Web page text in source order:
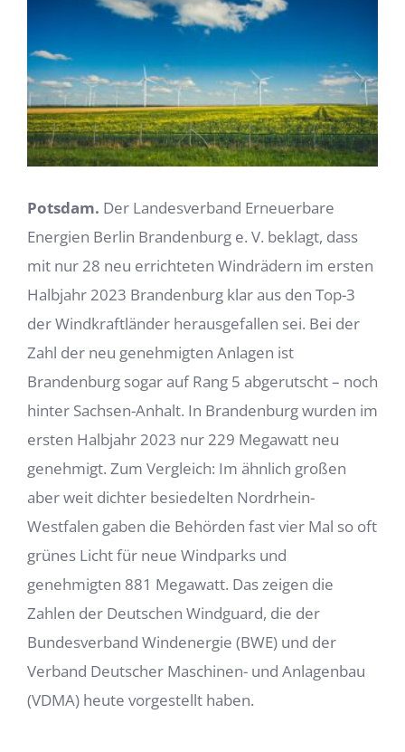
Bild
Potsdam. Der Landesverband Erneuerbare
Energien Berlin Brandenburg e. V. beklagt, dass
mit nur 28 neu errichteten Windrädern im ersten
Halbjahr 2023 Brandenburg klar aus den Top-3
der Windkraftländer herausgefallen sei. Bei der
Zahl der neu genehmigten Anlagen ist
Brandenburg sogar auf Rang 5 abgerutscht – noch
hinter Sachsen-Anhalt. In Brandenburg wurden im
ersten Halbjahr 2023 nur 229 Megawatt neu
genehmigt. Zum Vergleich: Im ähnlich großen
aber weit dichter besiedelten Nordrhein-
Westfalen gaben die Behörden fast vier Mal so oft
grünes Licht für neue Windparks und
genehmigten 881 Megawatt. Das zeigen die
Zahlen der Deutschen Windguard, die der
Bundesverband Windenergie (BWE) und der
Verband Deutscher Maschinen- und Anlagenbau
(VDMA) heute vorgestellt haben.